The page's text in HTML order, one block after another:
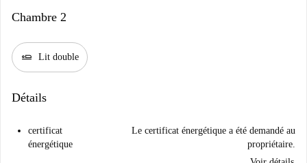
Chambre 2
airline_seat_flat Lit double
Détails
certificat
énergétique
Le certificat énergétique a été demandé au
propriétaire.